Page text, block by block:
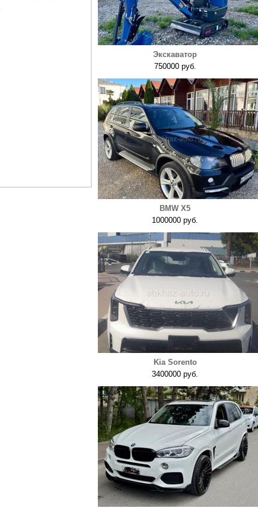
Экскаватор
750000 руб.
BMW X5
1000000 руб.
Kia Sorento
3400000 руб.